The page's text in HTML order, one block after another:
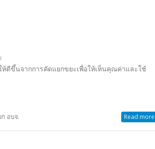
กรบุคคลอันมีค่าของสังคมในอนาคต โรงเรียนจึง
าคารโรงเรียนในโรงเรียน เป็นการจำลองธนาคาร